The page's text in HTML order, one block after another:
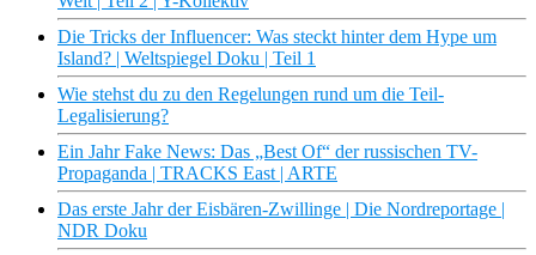
Die Tricks der Influencer: Was steckt hinter dem Hype um
Island? | Weltspiegel Doku | Teil 1
Wie stehst du zu den Regelungen rund um die Teil-
Legalisierung?
Ein Jahr Fake News: Das „Best Of“ der russischen TV-
Propaganda | TRACKS East | ARTE
Das erste Jahr der Eisbären-Zwillinge | Die Nordreportage |
NDR Doku